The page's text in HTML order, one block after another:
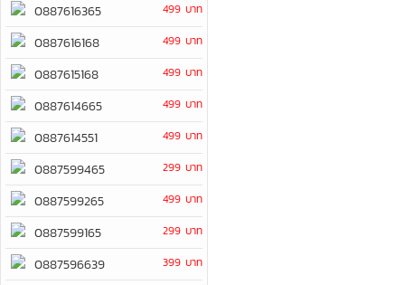
0887616365 499 บาท
0887616168 499 บาท
0887615168 499 บาท
0887614665 499 บาท
0887614551 499 บาท
0887599465 299 บาท
0887599265 499 บาท
0887599165 299 บาท
0887596639 399 บาท